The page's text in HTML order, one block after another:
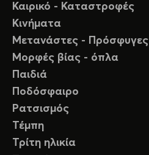
Καιρικό - Καταστροφές
Κινήματα
Μετανάστες - Πρόσφυγες
Μορφές βίας - όπλα
Παιδιά
Ποδόσφαιρο
Ρατσισμός
Τέμπη
Τρίτη ηλικία